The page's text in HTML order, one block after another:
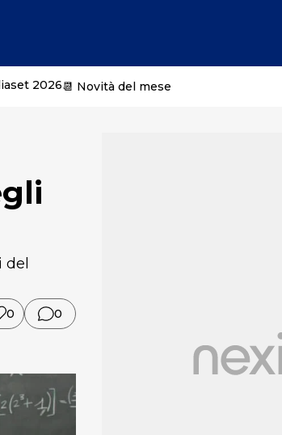
2026📆 Novità del mese
0 0